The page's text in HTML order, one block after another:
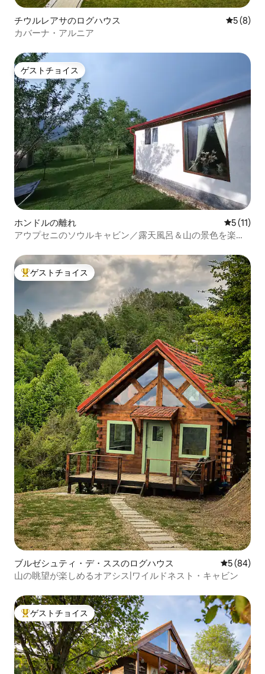
チウルレアサのログハウス レビュー
5 (8)
カバーナ・アルニア
ゲストチョイス
ゲストチョイス
ホンドルの離れ レビュー
5 (11)
アウプセニのソウルキャビン／露天風呂＆山の景色を楽し
大好評のゲストチョイスです。
ゲストチョイス
ブルゼシュティ・デ・ススのログハウス レビュー
5 (84)
山の眺望が楽しめるオアシス|ワイルドネスト・キャビン
大好評のゲストチョイスです。
ゲストチョイス